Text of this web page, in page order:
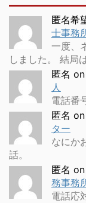
匿名希
士事務
一度、
しました。 結局
匿名 on
人
電話番
匿名 on
ター
なにか
話。
匿名 on
務事務
電話応